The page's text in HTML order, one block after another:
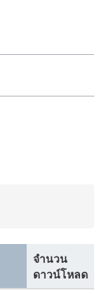
จำนวน
ดาวน์โหลด